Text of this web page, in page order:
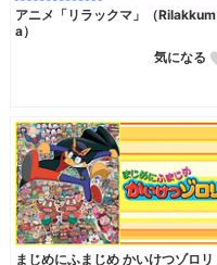
アニメ「リラックマ」（Rilakkum
a）
気になる
まじめにふまじめ かいけつゾロリ